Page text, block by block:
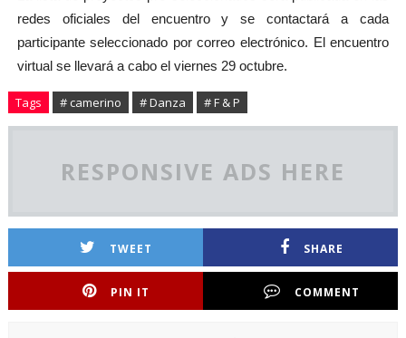
redes oficiales del encuentro y se contactará a cada
participante seleccionado por correo electrónico. El encuentro
virtual se llevará a cabo el viernes 29 octubre.
Tags # camerino # Danza # F & P
RESPONSIVE ADS HERE
TWEET SHARE
PIN IT COMMENT